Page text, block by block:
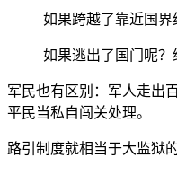
如果跨越了靠近国界
如果逃出了国门呢？
军民也有区别：军人走出
平民当私自闯关处理。
路引制度就相当于大监狱